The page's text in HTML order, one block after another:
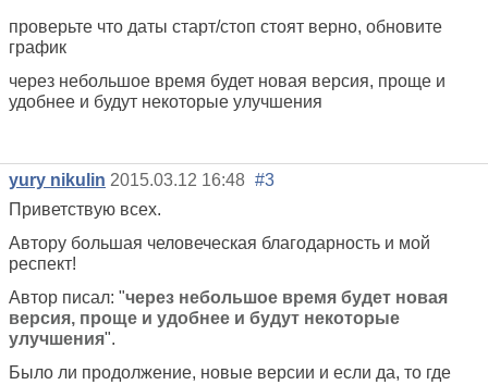
проверьте что даты старт/стоп стоят верно, обновите
график
через небольшое время будет новая версия, проще и
удобнее и будут некоторые улучшения
yury nikulin 2015.03.12 16:48 #3
Приветствую всех.
Автору большая человеческая благодарность и мой
респект!
Автор писал: "через небольшое время будет новая
версия, проще и удобнее и будут некоторые
улучшения".
Было ли продолжение, новые версии и если да, то где